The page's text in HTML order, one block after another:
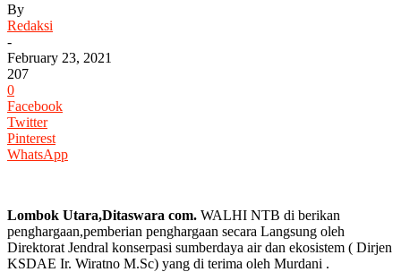
By
Redaksi
-
February 23, 2021
207
0
Facebook
Twitter
Pinterest
WhatsApp
Lombok Utara,Ditaswara com. WALHI NTB di berikan
penghargaan,pemberian penghargaan secara Langsung oleh
Direktorat Jendral konserpasi sumberdaya air dan ekosistem ( Dirjen
KSDAE Ir. Wiratno M.Sc) yang di terima oleh Murdani .